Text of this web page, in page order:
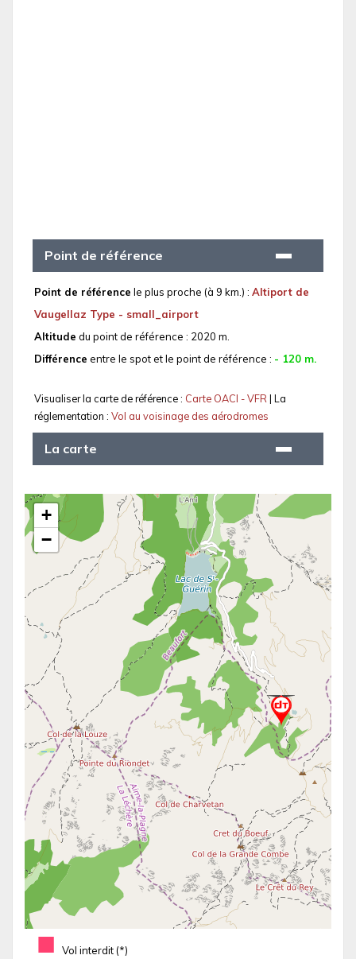
Point de référence
Point de référence le plus proche (à 9 km.) : Altiport de
Vaugellaz Type - small_airport
Altitude du point de référence : 2020 m.
Différence entre le spot et le point de référence : - 120 m.
Visualiser la carte de référence : Carte OACI - VFR| La
réglementation : Vol au voisinage des aérodromes
La carte
■ Vol interdit (*)